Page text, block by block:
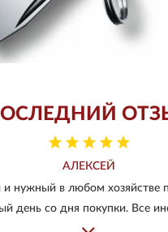
АЛЕКСЕЙ
и нужный в любом
день со дня покупки. Все